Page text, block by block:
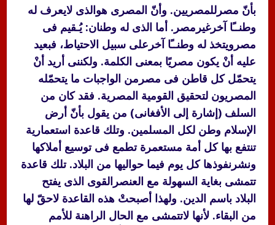
بأنّ مصرللمصريين. وأنّ المصرى هوالذى لايعرف له
وطنــًا آخرغيرمصر. أما الذى له وطنان: يُـقيم فى
مصرويتخذ له وطنــًا آخرعلى سبيل الاحتياط، فبعيد
عليه أنْ يكون مصريًا بمعنى الكلمة. ولكننى أريد أنْ
يتحمّل كل قاطن فى مصرمن الواجبات ما يتحمّله
المصريون لتحقيق القومية المصرية. فقد كان من
السلف (إشارة إلى الأفغانى) من يقول بأنّ أرض
الإسلام وطن لكل المسلمين. وتلك قاعدة استعمارية
تنتفع بها كل أمة مستعمرة تطمع فى توسيع أملاكها
ونشرنفوذها كل يوم فيما حواليها من البلاد. تلك قاعدة
تتمشى بغاية السهولة مع العنصرالقوى الذى يفتح
البلاد باسم الدين. ولهذا أصبحتْ هذه القاعدة لاحقّ لها
من البقاء. لأنها لاتتمشى مع الحال الراهنة للأمم